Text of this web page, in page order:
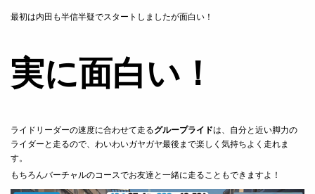
最初は内田も半信半疑でスタートしましたが面白い！
実に面白い！
ライドリーダーの速度に合わせて走るグループライドは、自分と近い脚力の
ライダーと走るので、わいわいガヤガヤ最後まで楽しく気持ちよく走れま
す。
もちろんバーチャルのコースでお友達と一緒に走ることもできますよ！